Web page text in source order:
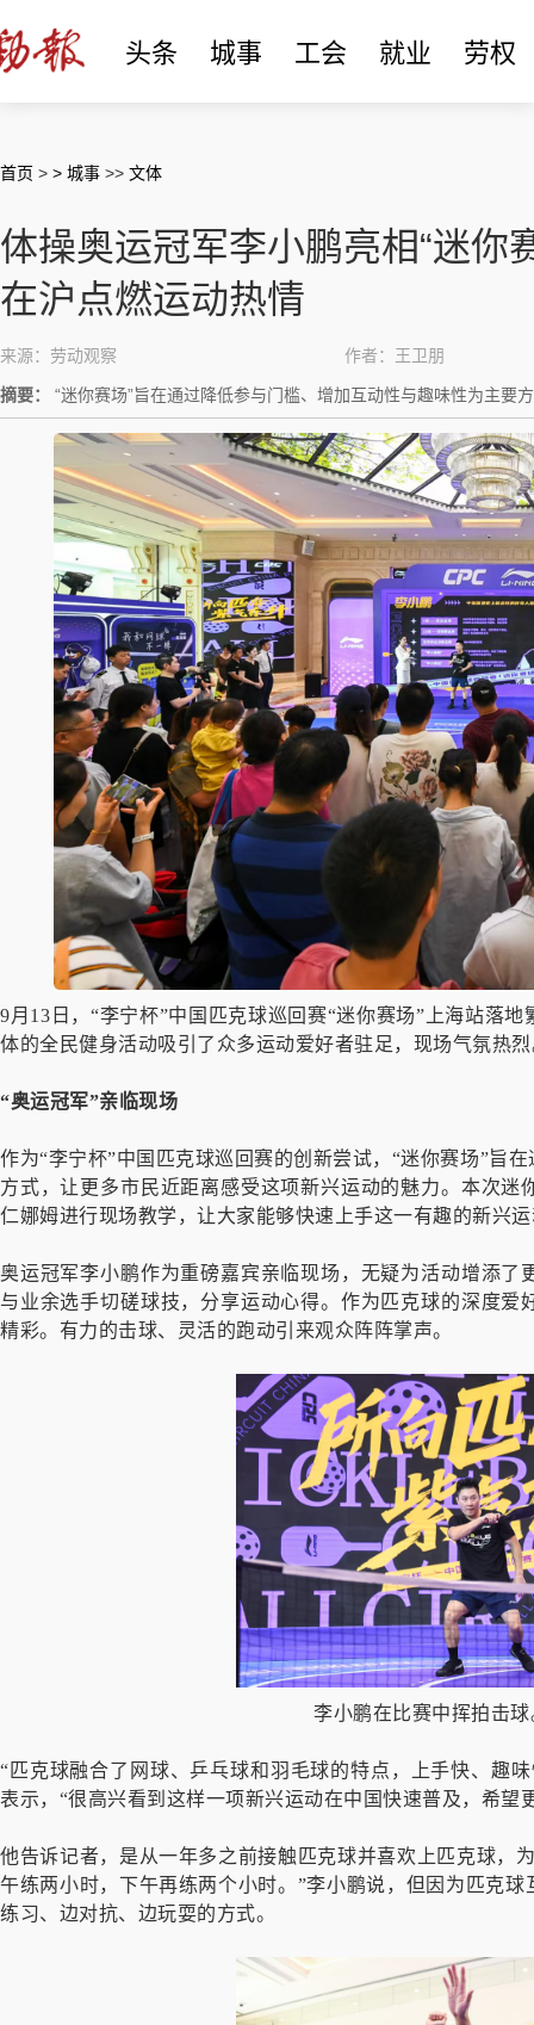
头条 城事 工会 就业 劳权
首页 > > 城事 >> 文体
体操奥运冠军李小鹏亮相“迷你
在沪点燃运动热情
来源：劳动观察 作者：王卫朋
摘要： “迷你赛场”旨在通过降低参与门槛、增加互动性与趣味性为主要
9月13日，“李宁杯”中国匹克球巡回赛“迷你赛场”上海站落
体的全民健身活动吸引了众多运动爱好者驻足，现场气氛热
“奥运冠军”亲临现场
作为“李宁杯”中国匹克球巡回赛的创新尝试，“迷你赛场”旨
方式，让更多市民近距离感受这项新兴运动的魅力。本次
仁娜姆进行现场教学，让大家能够快速上手这一有趣的新兴
奥运冠军李小鹏作为重磅嘉宾亲临现场，无疑为活动增添
与业余选手切磋球技，分享运动心得。作为匹克球的深度
精彩。有力的击球、灵活的跑动引来观众阵阵掌声。
李小鹏在比赛中挥拍击
“匹克球融合了网球、乒乓球和羽毛球的特点，上手快、趣
表示，“很高兴看到这样一项新兴运动在中国快速普及，希望
他告诉记者，是从一年多之前接触匹克球并喜欢上匹克球，
午练两小时，下午再练两个小时。”李小鹏说，但因为匹克
练习、边对抗、边玩耍的方式。